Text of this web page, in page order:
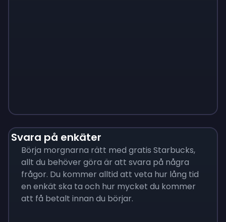
Svara på enkäter
Börja morgnarna rätt med gratis Starbucks,
allt du behöver göra är att svara på några
frågor. Du kommer alltid att veta hur lång tid
en enkät ska ta och hur mycket du kommer
att få betalt innan du börjar.